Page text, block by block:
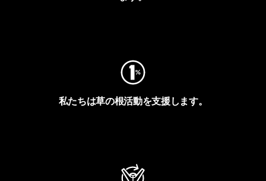
私たちは草の根活動を支援します。